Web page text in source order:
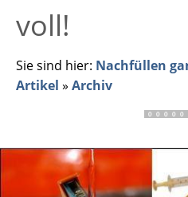
voll!
Sie sind hier: Nachfüllen
Artikel » Archiv